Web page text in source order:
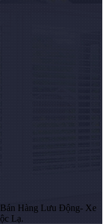
Hàng Lưu Động- Xe
Lạ.